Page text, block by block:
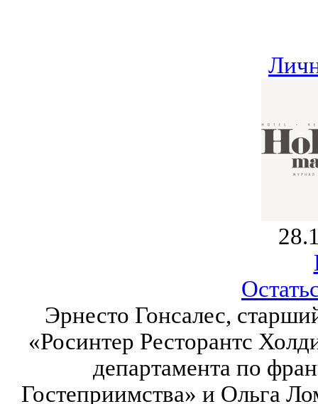
Эрнесто Гонсалес,
«Росинтер Ресторантс
департамента по
Гостеприимства» и Ольга